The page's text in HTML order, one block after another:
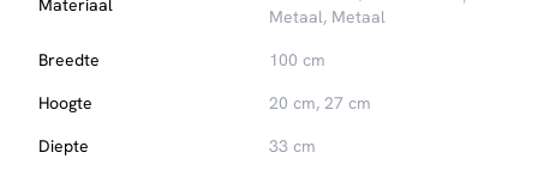
Materiaal
Metaal, Metaal
Breedte
100 cm
Hoogte
20 cm, 27 cm
Diepte
33 cm